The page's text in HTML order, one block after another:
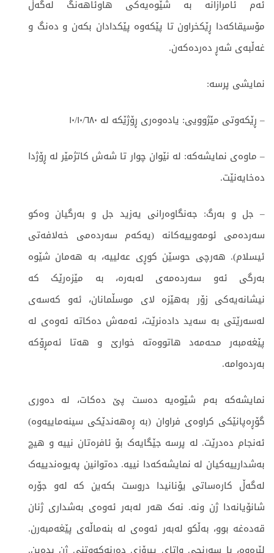
ئەم ئامرازانە بە شێوەیەکی هاوئاهەنگ لەگەڵ
مۆسیقاکەدا ڕێکخراون تا پێکەوە پێکدادان بکەن و دەنگ و
غەڵبەی شەڕ دەردەکەن.
نمایشی پرسە:
– ڕێکەوتی مێژوویی: یادەوەری ڕۆژێکە لە ١٠/١٠/٦٨٠
– ماوەی نمایشەکە: لە نێوان چوار تا شەش کاتژمێر لە ڕۆژدا
دەخایەنێت.
– جل و بەرگ: جەنگاوەرانی یەزید جل و بەرگیان وەکو
سەردەمی ئومەوییەکانە (یەکەم سەردەمی خەلافەتی
ئیسلام). هەرچی حوسێن کوڕی عەلییە، بە هەمان شێوە
بەرگی ئەو سەردەمەی لەبەرە، بە مێزەرێک کە
نیشانەیەکی زۆر بەهێزە لای موسڵمانان، ئەو کەسەی
لەسەرێتی بە سەید دادەنرێت، ئەمەش دەکاتە ئەوەی لە
پێغەمبەر محەمەد هاتووەتە خوارێ و هەتا ئەمڕۆکە
بەردەوامە.
نمایشەکە بەم شێوەیە دەست پێ دەکات، لە دەوری
گۆڕەپانێکی کراوەی فراوان (بە ڕەهەندێکی سینەماییەوە)
ئەنجام دەدرێت. لە پرسە جێگایەک بۆ ئافرەتان نییە و هیچ
بەشدارییەکیان لە نمایشەکەدا نییە. دەتوانین پەیوەندییەک
لەگەڵ کارەساتی یۆنانیدا دروست بکەین کە لەو جۆرە
شانۆیانەدا ژن ونە. نەک هەر لەبەر ئەوەی بەشداری ژنان
قەدەغە بوو، بەڵکو لەبەر ئەوەی لە بنەماڵەی پێغەمبەرن.